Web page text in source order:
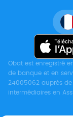
Obat est enregistré
de banque et en
24005062 auprès de
intermédiaires en